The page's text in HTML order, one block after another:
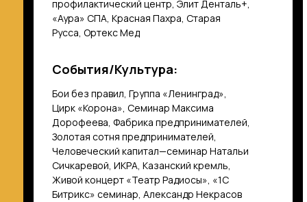
События/Культура:
Бои без правил, Группа «Ленинград»,
Цирк «Корона», Семинар Максима
Дорофеева, Фабрика предпринимателей,
Золотая сотня предпринимателей,
Человеческий капитал—семинар Натальи
Сичкаревой, ИКРА, Казанский кремль,
Живой концерт «Театр Радиосы», «1С
Битрикс» семинар, Александр Некрасов
профилактический центр, Элит Денталь+,
«Аура» СПА, Красная Пахра, Старая
Русса, Ортекс Мед